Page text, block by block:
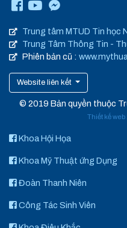
Trung tâm MTUD Tin học
Trung Tâm Thông Tin -
Phiên bản cũ :
Website liên kết
© 2019 Bản quyền thuộc
Thiết kế web:
Khoa Hội Họa
Khoa Mỹ Thuật ứng Dụng
Đoàn Thanh Niên
Công Tác Sinh Viên